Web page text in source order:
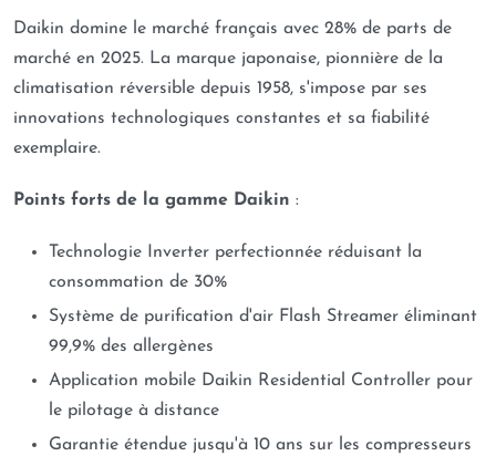
Daikin domine le marché français avec 28% de parts de
marché en 2025. La marque japonaise, pionnière de la
climatisation réversible depuis 1958, s'impose par ses
innovations technologiques constantes et sa fiabilité
exemplaire.
Points forts de la gamme Daikin :
Technologie Inverter perfectionnée réduisant la
consommation de 30%
Système de purification d'air Flash Streamer éliminant
99,9% des allergènes
Application mobile Daikin Residential Controller pour
le pilotage à distance
Garantie étendue jusqu'à 10 ans sur les compresseurs